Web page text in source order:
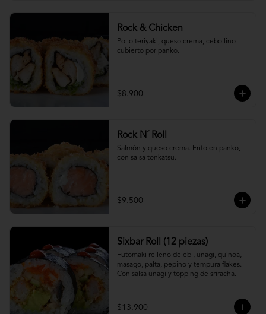
Rock & Chicken
Pollo teriyaki, queso crema, cebollino
cubierto por panko.
$8.900
Rock N´ Roll
Salmón y queso crema. Frito en panko,
con salsa tonkatsu.
$9.500
Sixbar Roll (12 piezas)
Futomaki relleno de ebi, unagi, quínoa,
masago, palta, pepino y tempura flakes.
Con salsa unagi y topping de sriracha.
$13.900